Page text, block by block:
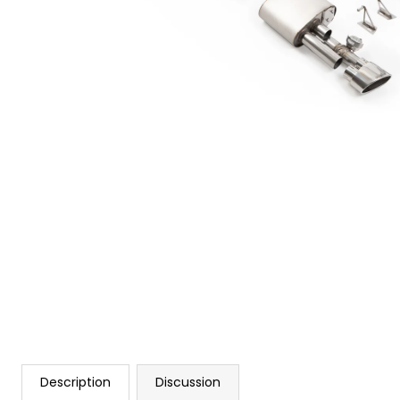
Description Discussion
GIFT VOUCHER ON-LINE